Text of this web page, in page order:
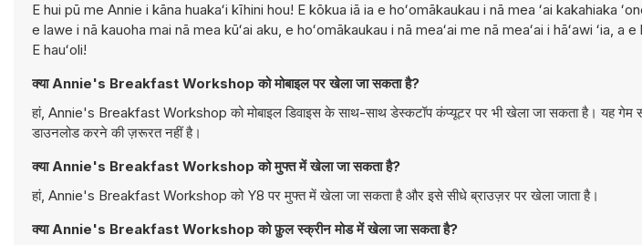
E hui pū me Annie i kāna huakaʻi kīhini hou! E kōkua iā ia e hoʻomākaukau i nā mea ʻai kakahiaka
e lawe i nā kauoha mai nā mea kūʻai aku, e hoʻomākaukau i nā meaʻai me nā meaʻai i hāʻawi ʻia, a
E hauʻoli!
क्या Annie's Breakfast Workshop को मोबाइल पर खेला जा सकता है?
हां, Annie's Breakfast Workshop को मोबाइल डिवाइस के साथ-साथ डेस्कटॉप कंप्यूटर पर भी खेला जा सकता है। यह
डाउनलोड करने की ज़रूरत नहीं है।
क्या Annie's Breakfast Workshop को मुफ्त में खेला जा सकता है?
हां, Annie's Breakfast Workshop को Y8 पर मुफ्त में खेला जा सकता है और इसे सीधे ब्राउज़र पर खेला जाता है।
क्या Annie's Breakfast Workshop को फ़ुल स्क्रीन मोड में खेला जा सकता है?